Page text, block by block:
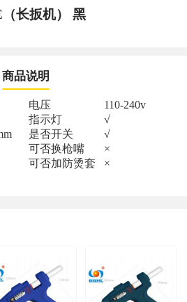
长扳机） 黑
商品说明
电压
110-240v
指示灯
√
是否开关
√
可否换枪嘴
×
可否加防烫套 ×